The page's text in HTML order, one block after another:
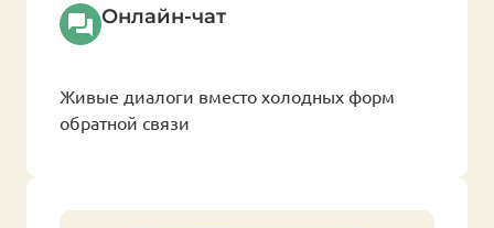
Онлайн-чат
Живые диалоги вместо холодных форм
обратной связи